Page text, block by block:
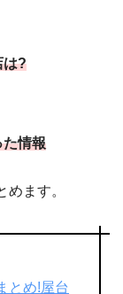
?
情報
ます。
とめ!屋台